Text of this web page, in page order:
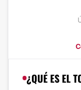
¿QUÉ ES EL